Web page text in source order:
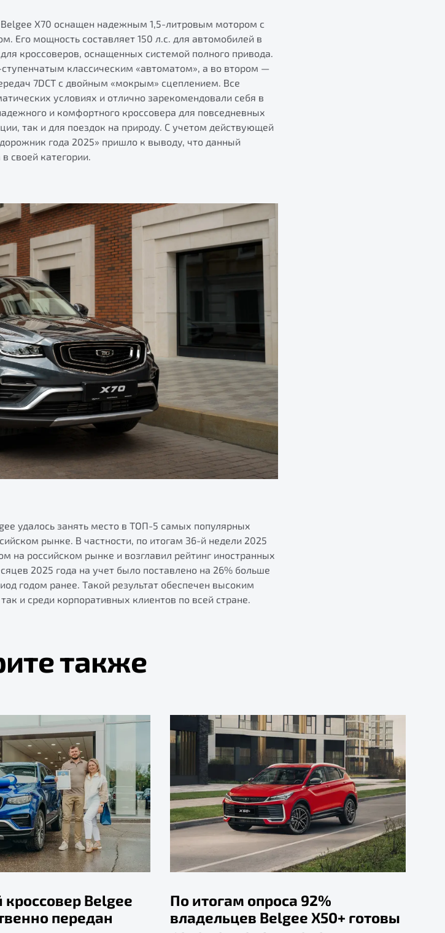
X70 оснащен надежным 1,5-литровым мотором с
Его мощность составляет 150 л.с. для автомобилей в
кроссоверов, оснащенных системой полного привода.
классическим «автоматом», а во втором —
7DCT с двойным «мокрым» сцеплением. Все
условиях и отлично зарекомендовали себя в
и комфортного кроссовера для повседневных
так и для поездок на природу. С учетом действующей
года 2025» пришло к выводу, что данный
своей категории.
удалось занять место в ТОП-5 самых популярных
рынке. В частности, по итогам 36-й недели 2025
на российском рынке и возглавил рейтинг иностранных
2025 года на учет было поставлено на 26% больше
годом ранее. Такой результат обеспечен высоким
и среди корпоративных клиентов по всей стране.
также
Belgee
передан
По итогам опроса 92%
владельцев Belgee X50+ готовы